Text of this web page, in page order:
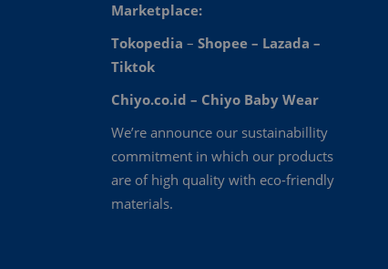
Marketplace:
Tokopedia – Shopee – Lazada –
Tiktok
Chiyo.co.id – Chiyo Baby Wear
We’re announce our sustainabillity
commitment in which our products
are of high quality with eco-friendly
materials.